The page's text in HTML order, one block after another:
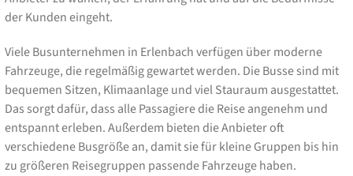
der Kunden eingeht.
Viele Busunternehmen in Erlenbach verfügen über moderne
Fahrzeuge, die regelmäßig gewartet werden. Die Busse sind mit
bequemen Sitzen, Klimaanlage und viel Stauraum ausgestattet.
Das sorgt dafür, dass alle Passagiere die Reise angenehm und
entspannt erleben. Außerdem bieten die Anbieter oft
verschiedene Busgröße an, damit sie für kleine Gruppen bis hin
zu größeren Reisegruppen passende Fahrzeuge haben.